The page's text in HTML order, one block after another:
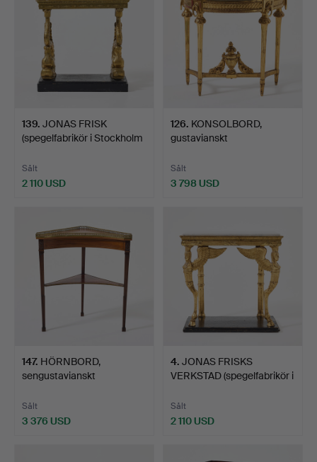
139. JONAS FRISK
(spegelfabrikör i Stockholm
Sålt
2 110 USD
126. KONSOLBORD,
gustavianskt
Sålt
3 798 USD
147. HÖRNBORD,
sengustavianskt
Sålt
3 376 USD
4. JONAS FRISKS
VERKSTAD (spegelfabrikör i
Sålt
2 110 USD